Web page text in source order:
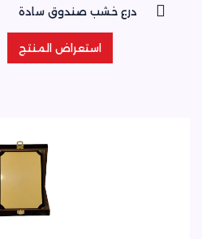
درع خشب صندوق سادة
استعراض المنتج
استعراض المنتج